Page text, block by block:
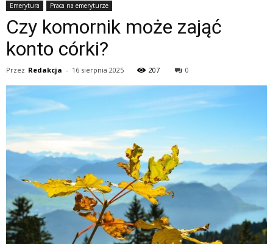
Emerytura Praca na emeryturze
Czy komornik może zająć
konto córki?
Przez Redakcja - 16 sierpnia 2025 207 0